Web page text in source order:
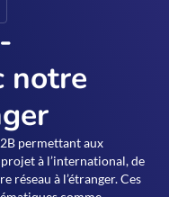
notre
permettant aux
à l’international, de
réseau à l’étranger. Ces